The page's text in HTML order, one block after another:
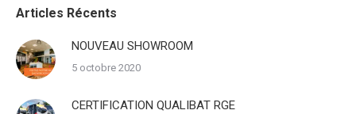
Articles Récents
NOUVEAU SHOWROOM
5 octobre 2020
CERTIFICATION QUALIBAT RGE